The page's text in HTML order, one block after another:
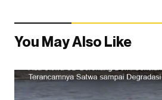
You May Also Like